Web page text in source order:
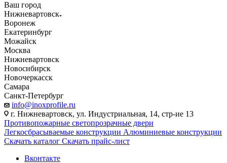
Ваш город
Нижневартовск
Воронеж
Екатеринбург
Можайск
Москва
Нижневартовск
Новосибирск
Новочеркасск
Самара
Санкт-Петербург
info@inoxprofile.ru
г. Нижневартовск, ул. Индустриальная, 14, стр-ие 13
Противопожарные светопрозрачные двери
Легкосбрасываемые конструкции Алюминиевые конструкции
Скачать каталог Скачать прайс-лист
Вконтакте